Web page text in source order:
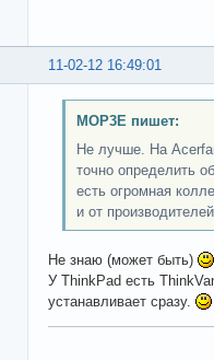
11-02-12 16:49:01
MOP3E пишет:
Не лучше. На
точно определить
есть огромная
и от
Не знаю (может быть)
У ThinkPad есть
устанавливает сразу.